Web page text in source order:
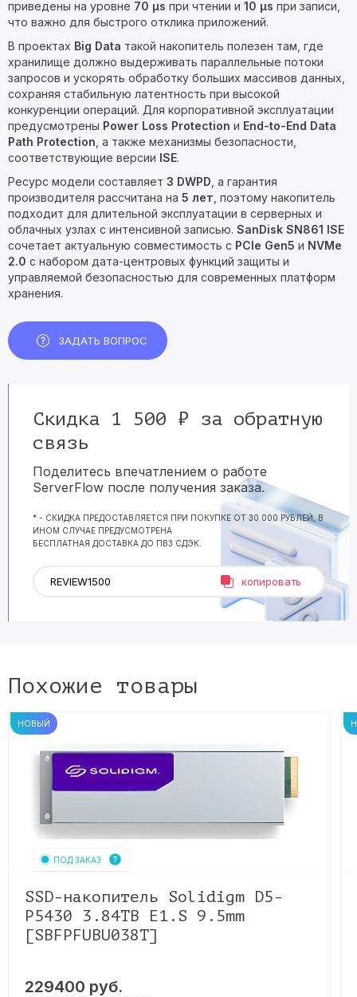
приведены на уровне 70 µs при чтении и 10 µs при записи,
что важно для быстрого отклика приложений.
В проектах Big Data такой накопитель полезен там, где
хранилище должно выдерживать параллельные потоки
запросов и ускорять обработку больших массивов данных,
сохраняя стабильную латентность при высокой
конкуренции операций. Для корпоративной эксплуатации
предусмотрены Power Loss Protection и End-to-End Data
Path Protection , а также механизмы безопасности,
соответствующие версии ISE.
Ресурс модели составляет 3 DWPD , а гарантия
производителя рассчитана на 5 лет , поэтому накопитель
подходит для длительной эксплуатации в серверных и
облачных узлах с интенсивной записью. SanDisk SN861 ISE
сочетает актуальную совместимость с PCIe Gen5 и NVMe
2.0 с набором дата-центровых функций защиты и
управляемой безопасностью для современных платформ
хранения.
ЗАДАТЬ ВОПРОС
Скидка 1 500 ₽ за обратную
связь
Поделитесь впечатлением о работе
ServerFlow после получения заказа.
* - СКИДКА ПРЕДОСТАВЛЯЕТСЯ ПРИ ПОКУПКЕ ОТ 30 000 РУБЛЕЙ, В
ИНОМ СЛУЧАЕ ПРЕДУСМОТРЕНА
БЕСПЛАТНАЯ ДОСТАВКА ДО ПВЗ СДЭК.
копировать
Похожие товары
НОВЫЙ
ПОД ЗАКАЗ
SSD-накопитель Solidigm D5-
P5430 3.84TB E1.S 9.5mm
[SBFPFUBU038T]
229400 руб.